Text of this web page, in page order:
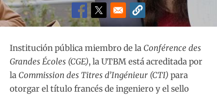
Institución pública miembro de la Conférence des
Grandes Écoles (CGE), la UTBM está acreditada por
la Commission des Titres d’Ingénieur (CTI) para
otorgar el título francés de ingeniero y el sello